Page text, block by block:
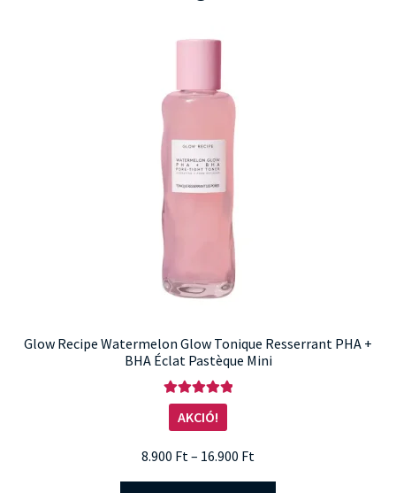
Glow Recipe Watermelon Glow Tonique Resserrant PHA +
BHA Éclat Pastèque Mini
Értékelés:
5.00/ 5
AKCIÓ!
8.900 Ft– 16.900 Ft
8.900 Ft